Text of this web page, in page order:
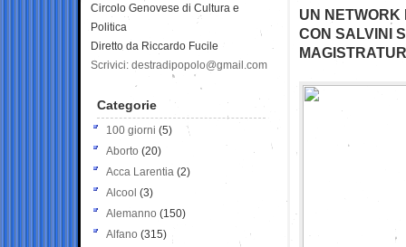
UN NETWORK
CON SALVINI
Circolo Genovese di Cultura e
Politica
Diretto da Riccardo Fucile
Scrivici: destradipopolo@gmail.com
Categorie
100 giorni (5)
Aborto (20)
Acca Larentia (2)
Alcool (3)
Alemanno (150)
Alfano (315)